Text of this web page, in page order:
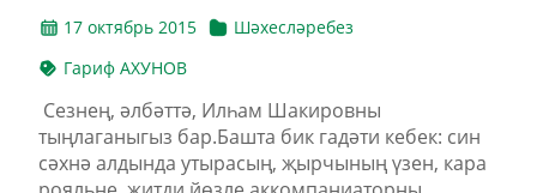
17 октябрь 2015
Шәхесләребез
Гариф АХУНОВ
Сезнең, әлбәттә, Илһам Шакировны
тыңлаганыгыз бар.Башта бик гадәти кебек: син
сәхнә алдында утырасың, җырчының үзен, кара